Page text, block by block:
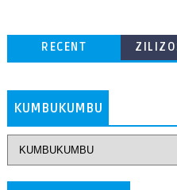
RECENT
KUMBUKUMBU